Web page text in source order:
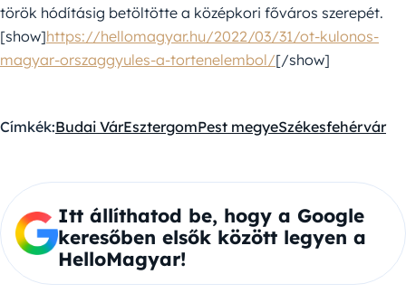
török hódításig betöltötte a középkori főváros szerepét.
[show]https://hellomagyar.hu/2022/03/31/ot-kulonos-
magyar-orszaggyules-a-tortenelembol/[/show]
Címkék:Budai VárEsztergomPest megyeSzékesfehérvár
Itt állíthatod be, hogy a Google
keresőben elsők között legyen a
HelloMagyar!